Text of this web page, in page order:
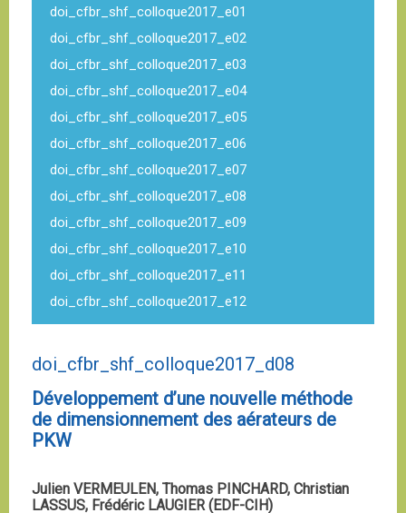
doi_cfbr_shf_colloque2017_e01
doi_cfbr_shf_colloque2017_e02
doi_cfbr_shf_colloque2017_e03
doi_cfbr_shf_colloque2017_e04
doi_cfbr_shf_colloque2017_e05
doi_cfbr_shf_colloque2017_e06
doi_cfbr_shf_colloque2017_e07
doi_cfbr_shf_colloque2017_e08
doi_cfbr_shf_colloque2017_e09
doi_cfbr_shf_colloque2017_e10
doi_cfbr_shf_colloque2017_e11
doi_cfbr_shf_colloque2017_e12
doi_cfbr_shf_colloque2017_d08
Développement d’une nouvelle méthode
de dimensionnement des aérateurs de
PKW
Julien VERMEULEN, Thomas PINCHARD, Christian
LASSUS, Frédéric LAUGIER (EDF-CIH)